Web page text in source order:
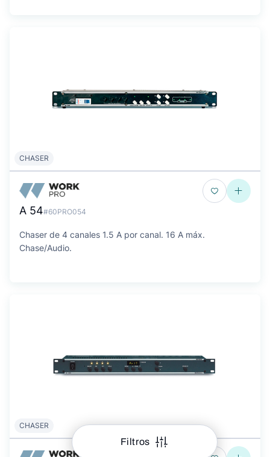
Filtros
CHASER
A 54#60PRO054
Chaser de 4 canales 1.5 A por canal. 16 A máx.
Chase/Audio.
CHASER